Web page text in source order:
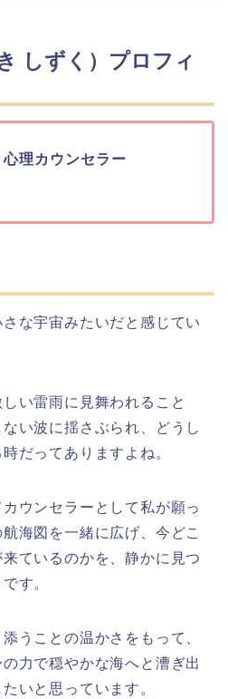
しずく）プロフィ
理カウンセラー
さな宇宙みたいだと感じてい
い雷雨に見舞われること
い波に揺さぶられ、どうし
だってありますよね。
ウンセラーとして私が願っ
海図を一緒に広げ、今どこ
ているのかを、静かに見つ
す。
うことの温かさをもって、
力で穏やかな海へと漕ぎ出
いと思っています。